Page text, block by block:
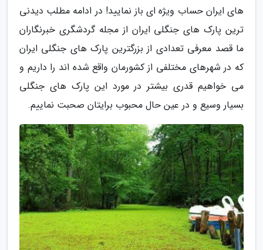
های ایران حساب ویژه ای باز نمایید! در ادامه مطلب دیدنی
ترین پارک های جنگلی ایران از مجله گردشگری خبرنگاران
ما قصد معرفی تعدادی از بزرگترین پارک های جنگلی ایران
که در شهرهای مختلفی از کشورمان واقع شده اند را داریم و
می خواهیم قدری بیشتر در مورد این پارک های جنگلی
بسیار وسیع و در عین حال محبوب برایتان صحبت نماییم.